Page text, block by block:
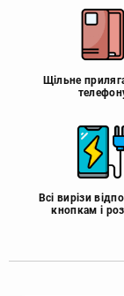
Щільне
Всі вирізи
кнопкам і